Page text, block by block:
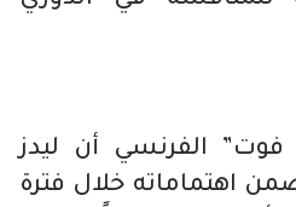
فوت” الفرنسي أن ليدز
اهتماماته خلال فترة